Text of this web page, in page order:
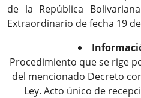
de la República
Extraordinario de fecha 19
Procedimiento que se rige
del mencionado Decreto
Ley. Acto único de